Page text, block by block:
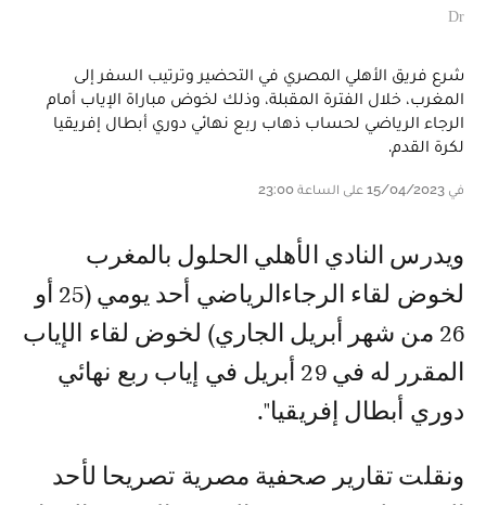
Dr
شرع فريق الأهلي المصري في التحضير وترتيب السفر إلى
المغرب، خلال الفترة المقبلة، وذلك لخوض مباراة الإياب أمام
الرجاء الرياضي لحساب ذهاب ربع نهائي دوري أبطال إفريقيا
لكرة القدم.
في 15/04/2023 على الساعة 23:00
ويدرس النادي الأهلي الحلول بالمغرب
لخوض لقاء الرجاءالرياضي أحد يومي (25 أو
26 من شهر أبريل الجاري) لخوض لقاء الإياب
المقرر له في 29 أبريل في إياب ربع نهائي
دوري أبطال إفريقيا".
ونقلت تقارير صحفية مصرية تصريحا لأحد